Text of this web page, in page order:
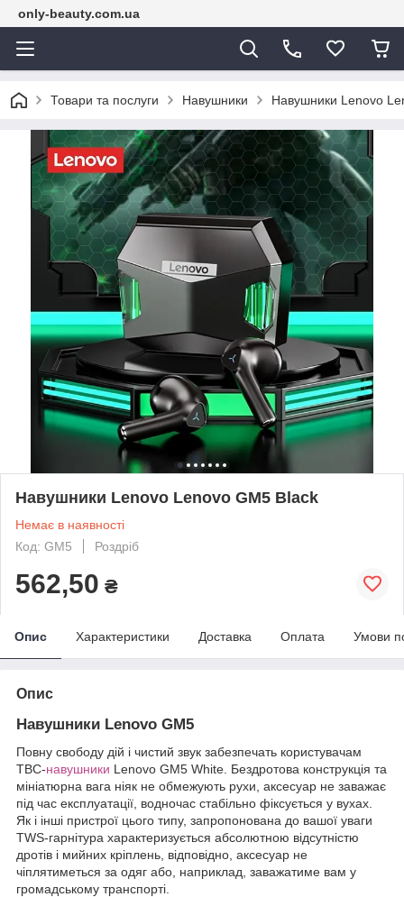
only-beauty.com.ua
Товари та послуги Навушники Навушники Lenovo
Навушники Lenovo Lenovo GM5 Black
Немає в наявності
Код: GM5
Роздріб
562,50 ₴
Опис Характеристики Доставка Оплата Умови
Опис
Навушники Lenovo GM5
Повну свободу дій і чистий звук забезпечать користувачам
ТВС-навушники Lenovo GM5 White. Бездротова конструкція та
мініатюрна вага ніяк не обмежують рухи, аксесуар не заважає
під час експлуатації, водночас стабільно фіксується у вухах.
Як і інші пристрої цього типу, запропонована до вашої уваги
TWS-гарнітура характеризується абсолютною відсутністю
дротів і мийних кріплень, відповідно, аксесуар не
чіплятиметься за одяг або, наприклад, заважатиме вам у
громадському транспорті.